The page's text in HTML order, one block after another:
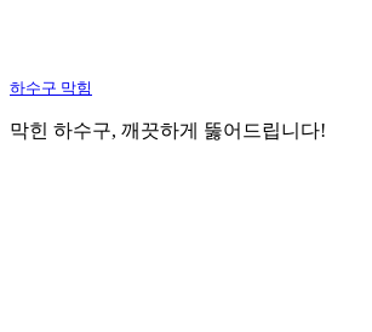
하수구 막힘
막힌 하수구, 깨끗하게 뚫어드립니다!